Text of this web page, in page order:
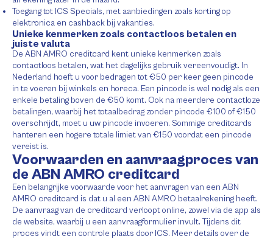
Toegang tot ICS Specials, met aanbiedingen zoals korting op
elektronica en cashback bij vakanties.
Unieke kenmerken zoals contactloos betalen en
juiste valuta
De ABN AMRO creditcard kent unieke kenmerken zoals
contactloos betalen, wat het dagelijks gebruik vereenvoudigt. In
Nederland hoeft u voor bedragen tot €50 per keer geen pincode
in te voeren bij winkels en horeca. Een pincode is wel nodig als een
enkele betaling boven de €50 komt. Ook na meerdere contactloze
betalingen, waarbij het totaalbedrag zonder pincode €100 of €150
overschrijdt, moet u uw pincode invoeren. Sommige creditcards
hanteren een hogere totale limiet van €150 voordat een pincode
vereist is.
Voorwaarden en aanvraagproces van
de ABN AMRO creditcard
Een belangrijke voorwaarde voor het aanvragen van een ABN
AMRO creditcard is dat u al een ABN AMRO betaalrekening heeft.
De aanvraag van de creditcard verloopt online, zowel via de app als
de website, waarbij u een aanvraagformulier invult. Tijdens dit
proces vindt een controle plaats door ICS. Meer details over de